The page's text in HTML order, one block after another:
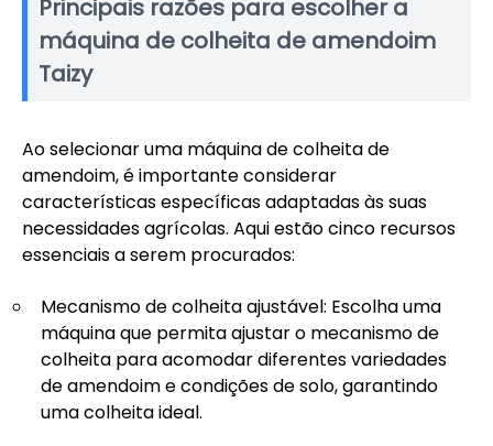
Principais razões para escolher a
máquina de colheita de amendoim
Taizy
Ao selecionar uma máquina de colheita de
amendoim, é importante considerar
características específicas adaptadas às suas
necessidades agrícolas. Aqui estão cinco recursos
essenciais a serem procurados:
Mecanismo de colheita ajustável: Escolha uma
máquina que permita ajustar o mecanismo de
colheita para acomodar diferentes variedades
de amendoim e condições de solo, garantindo
uma colheita ideal.